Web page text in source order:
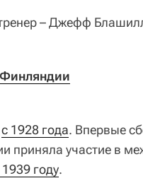
– Джефф
с 1928 года. Впервые
приняла участие в
1939 году.